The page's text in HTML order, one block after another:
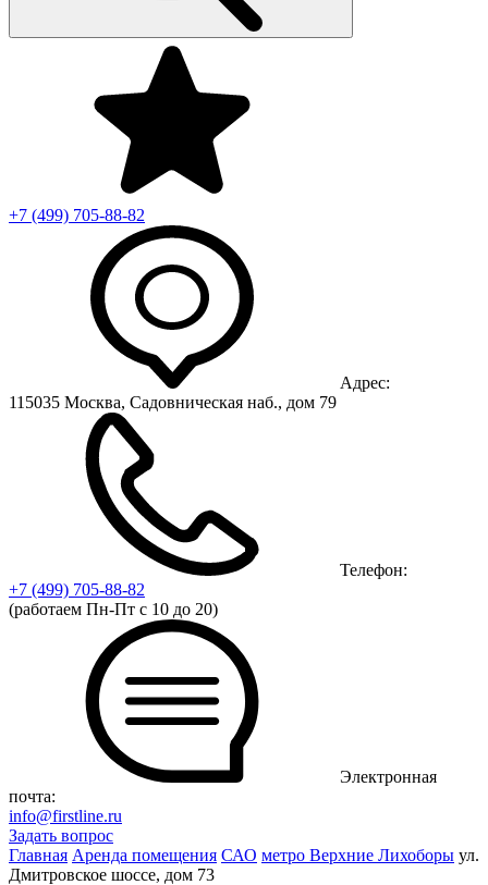
+7 (499) 705-88-82
Адрес:
115035 Москва, Садовническая наб., дом 79
Телефон:
+7 (499) 705-88-82
(работаем Пн-Пт с 10 до 20)
Электронная
почта:
info@firstline.ru
Задать вопрос
Главная Аренда помещения САО метро Верхние Лихоборы ул.
Дмитровское шоссе, дом 73